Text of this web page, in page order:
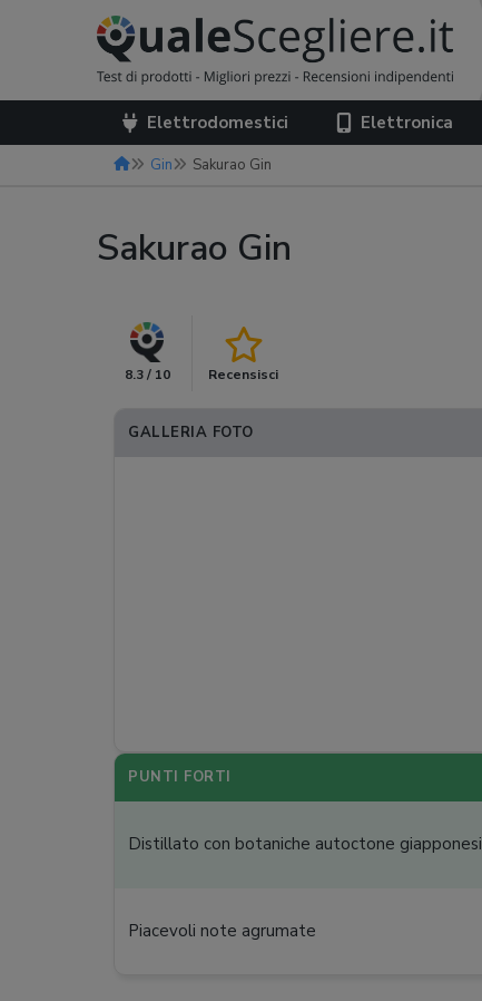
Elettrodomestici Elettronica
Gin Sakurao Gin
Sakurao Gin
8.3 / 10 Recensisci
GALLERIA FOTO
PUNTI FORTI
Distillato con botaniche autoctone giapponesi
Piacevoli note agrumate